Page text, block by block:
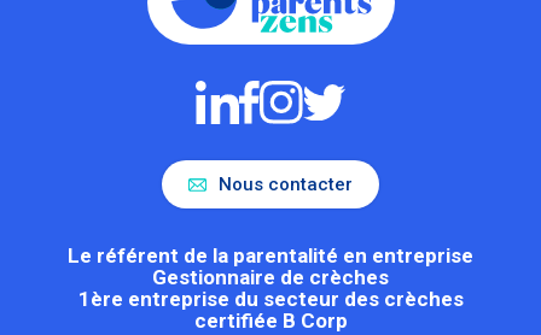
Nous contacter
Le référent de la parentalité en entreprise
Gestionnaire de crèches
1ère entreprise du secteur des crèches
certifiée B Corp